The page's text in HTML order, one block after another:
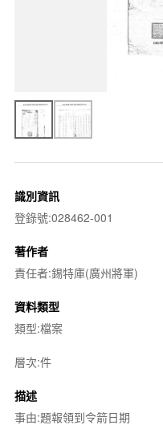
識別資訊
登錄號:028462-001
著作者
責任者:錫特庫(廣州將軍)
資料類型
類型:檔案
層次:件
描述
事由:題報領到令箭日期